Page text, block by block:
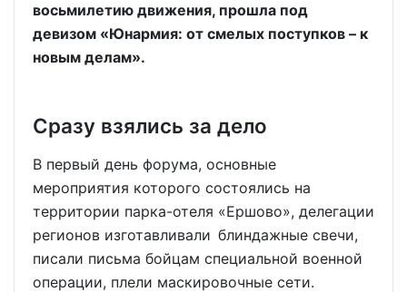
восьмилетию движения, прошла под
девизом «Юнармия: от смелых поступков – к
новым делам».
Сразу взялись за дело
В первый день форума, основные
мероприятия которого состоялись на
территории парка-отеля «Ершово», делегации
регионов изготавливали блиндажные свечи,
писали письма бойцам специальной военной
операции, плели маскировочные сети.